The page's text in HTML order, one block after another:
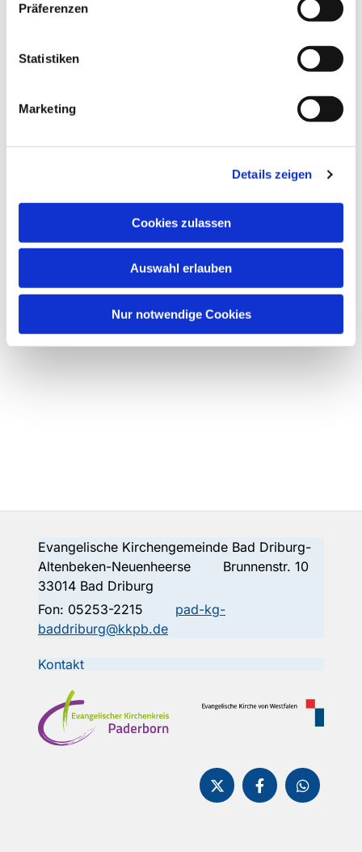
Präferenzen
Statistiken
Marketing
Details zeigen
Cookies zulassen
Auswahl erlauben
Nur notwendige Cookies
Evangelische Kirchengemeinde Bad Driburg-
Altenbeken-Neuenheerse Brunnenstr. 10
33014 Bad Driburg
Fon: 05253-2215
pad-kg-
baddriburg@kkpb.de
Kontakt